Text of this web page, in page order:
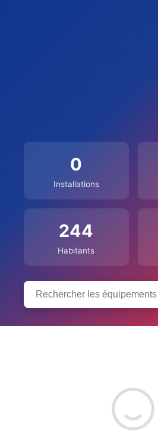
0
Installations
244
Habitants